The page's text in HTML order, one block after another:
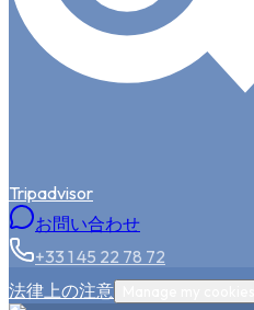
Tripadvisor
お問い合わせ
+33 1 45 22 78 72
法律上の注意